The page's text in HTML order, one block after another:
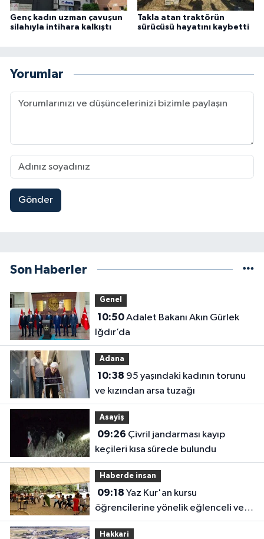
Genç kadın uzman çavuşun
silahıyla intihara kalkıştı
Takla atan traktörün
sürücüsü hayatını kaybetti
Yorumlar
Gönder
Son Haberler
Genel
10:50Adalet Bakanı Akın Gürlek
Iğdır’da
Adana
10:38
ve kızından arsa tuzağı
Asayiş
09:26
keçileri kısa sürede bulundu
Haberde insan
09:18
öğrencilerine yönelik eğlenceli ve
eğitici etkinlik
Hakkari